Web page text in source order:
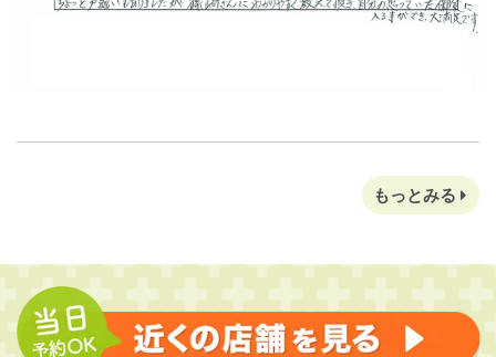
もっとみる